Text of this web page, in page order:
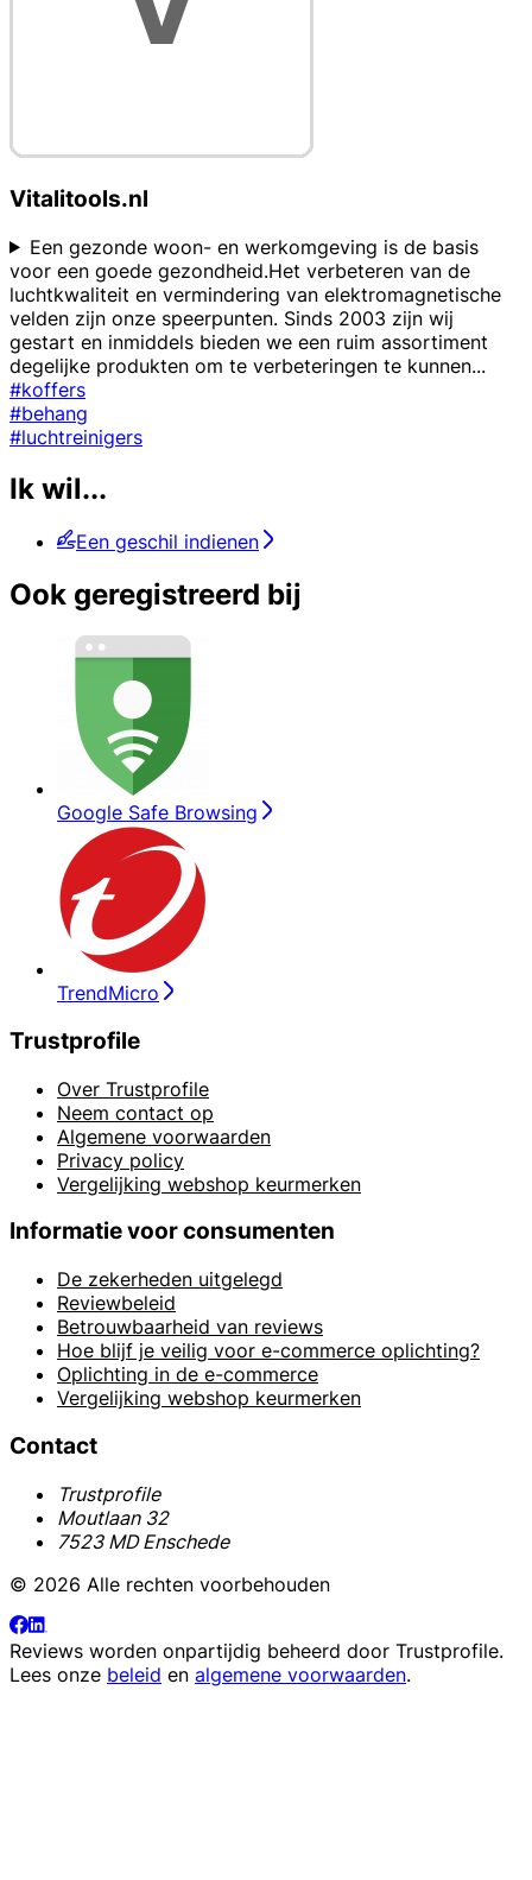
Vitalitools.nl
Een gezonde woon- en werkomgeving is de basis
voor een goede gezondheid.Het verbeteren van de
luchtkwaliteit en vermindering van elektromagnetische
velden zijn onze speerpunten. Sinds 2003 zijn wij
gestart en inmiddels bieden we een ruim assortiment
degelijke produkten om te verbeteringen te kunnen...
#koffers
#behang
#luchtreinigers
Ik wil...
Een geschil indienen
Ook geregistreerd bij
Google Safe Browsing
TrendMicro
Trustprofile
Over Trustprofile
Neem contact op
Algemene voorwaarden
Privacy policy
Vergelijking webshop keurmerken
Informatie voor consumenten
De zekerheden uitgelegd
Reviewbeleid
Betrouwbaarheid van reviews
Hoe blijf je veilig voor e-commerce oplichting?
Oplichting in de e-commerce
Vergelijking webshop keurmerken
Contact
Trustprofile
Moutlaan 32
7523 MD Enschede
© 2026 Alle rechten voorbehouden
Reviews worden onpartijdig beheerd door Trustprofile.
Lees onze beleid en algemene voorwaarden.